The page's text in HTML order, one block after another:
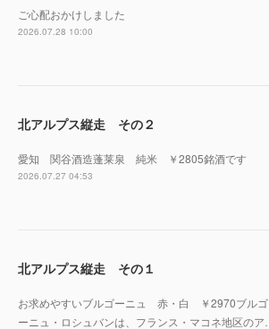
ご心配おかけしました
2026.07.28 10:00
北アルプス縦走 その２
愛知 関谷酒造蓬莱泉 純米 ￥2805銘酒です
2026.07.27 04:53
北アルプス縦走 その１
お求めやすいブルゴーニュ 赤・白 ￥2970ブルゴ
ーニュ・ロシュバンは、フランス・マコネ地区のア…